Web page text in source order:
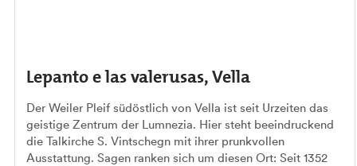
Lepanto e las valerusas, Vella
Der Weiler Pleif südöstlich von Vella ist seit Urzeiten das
geistige Zentrum der Lumnezia. Hier steht beeindruckend
die Talkirche S. Vintschegn mit ihrer prunkvollen
Ausstattung. Sagen ranken sich um diesen Ort: Seit 1352